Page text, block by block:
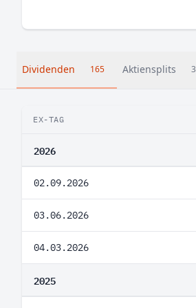
Dividenden 165 Aktiensplits 3
EX-TAG
2026
02.09.2026
03.06.2026
04.03.2026
2025